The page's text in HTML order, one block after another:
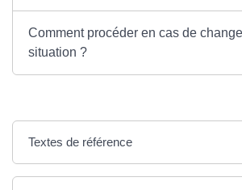
Comment procéder en cas de
situation ?
Textes de référence